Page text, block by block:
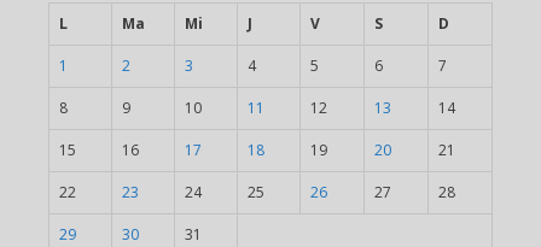
L
Ma Mi J V S D
1 2 3 4 5 6 7
8 9 10 11 12 13 14
15 16 17 18 19 20 21
22 23 24 25 26 27 28
29 30 31